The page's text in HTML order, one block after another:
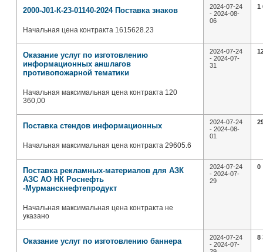
2000-J01-К-23-01140-2024 Поставка знаков
Начальная цена контракта 1615628.23
2024-07-24
- 2024-08-
06
1
Оказание услуг по изготовлению
информационных аншлагов
противопожарной тематики
Начальная максимальная цена контракта 120
360,00
2024-07-24
- 2024-07-
31
Поставка стендов информационных
Начальная максимальная цена контракта 29605.6
2024-07-24
- 2024-08-
01
Поставка рекламных-материалов для АЗК
АЗС АО НК Роснефть
-Мурманскнефтепродукт
Начальная максимальная цена контракта не
указано
2024-07-24
- 2024-07-
29
0
Оказание услуг по изготовлению баннера
2024-07-24
- 2024-07-
8